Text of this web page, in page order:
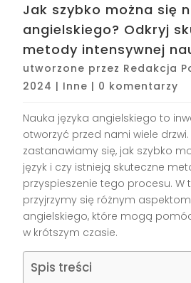
Jak szybko można się
angielskiego? Odkryj
metody intensywnej
utworzone przez Redakcja
2024 | Inne | 0 komentarzy
Nauka języka angielskiego to
otworzyć przed nami wiele
zastanawiamy się, jak szybko
język i czy istnieją skuteczne
przyspieszenie tego procesu. W
przyjrzymy się różnym
angielskiego, które mogą
w krótszym czasie.
Spis treści